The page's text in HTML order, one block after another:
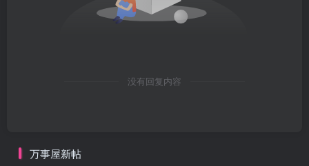
没有回复内容
万事屋新帖